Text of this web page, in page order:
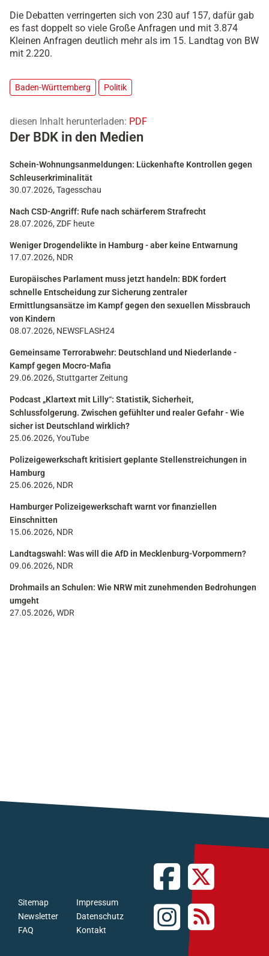
Die Debatten verringerten sich von 230 auf 157, dafür gab
es fast doppelt so viele Große Anfragen und mit 3.874
Kleinen Anfragen deutlich mehr als im 15. Landtag von BW
mit 2.220.
Baden-Württemberg Politik
diesen Inhalt herunterladen: PDF
Der BDK in den Medien
Schein-Wohnungsanmeldungen: Lückenhafte Kontrollen gegen
Schleuserkriminalität
30.07.2026, Tagesschau
Nach CSD-Angriff: Rufe nach schärferem Strafrecht
28.07.2026, ZDF heute
Weniger Drogendelikte in Hamburg - aber keine Entwarnung
17.07.2026, NDR
Europäisches Parlament muss jetzt handeln: BDK fordert
schnelle Entscheidung zur Sicherung zentraler
Ermittlungsansätze im Kampf gegen den sexuellen Missbrauch
von Kindern
08.07.2026, NEWSFLASH24
Gemeinsame Terrorabwehr: Deutschland und Niederlande -
Kampf gegen Mocro-Mafia
29.06.2026, Stuttgarter Zeitung
Podcast „Klartext mit Lilly“: Statistik, Sicherheit,
Schlussfolgerung. Zwischen gefühlter und realer Gefahr - Wie
sicher ist Deutschland wirklich?
25.06.2026, YouTube
Polizeigewerkschaft kritisiert geplante Stellenstreichungen in
Hamburg
25.06.2026, NDR
Hamburger Polizeigewerkschaft warnt vor finanziellen
Einschnitten
15.06.2026, NDR
Landtagswahl: Was will die AfD in Mecklenburg-Vorpommern?
09.06.2026, NDR
Drohmails an Schulen: Wie NRW mit zunehmenden Bedrohungen
umgeht
27.05.2026, WDR
FAQ
Newsletter
Sitemap
Kontakt
Datenschutz
Impressum